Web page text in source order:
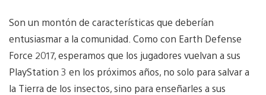
Son un montón de características que deberían
entusiasmar a la comunidad. Como con Earth Defense
Force 2017, esperamos que los jugadores vuelvan a sus
PlayStation 3 en los próximos años, no solo para salvar a
la Tierra de los insectos, sino para enseñarles a sus